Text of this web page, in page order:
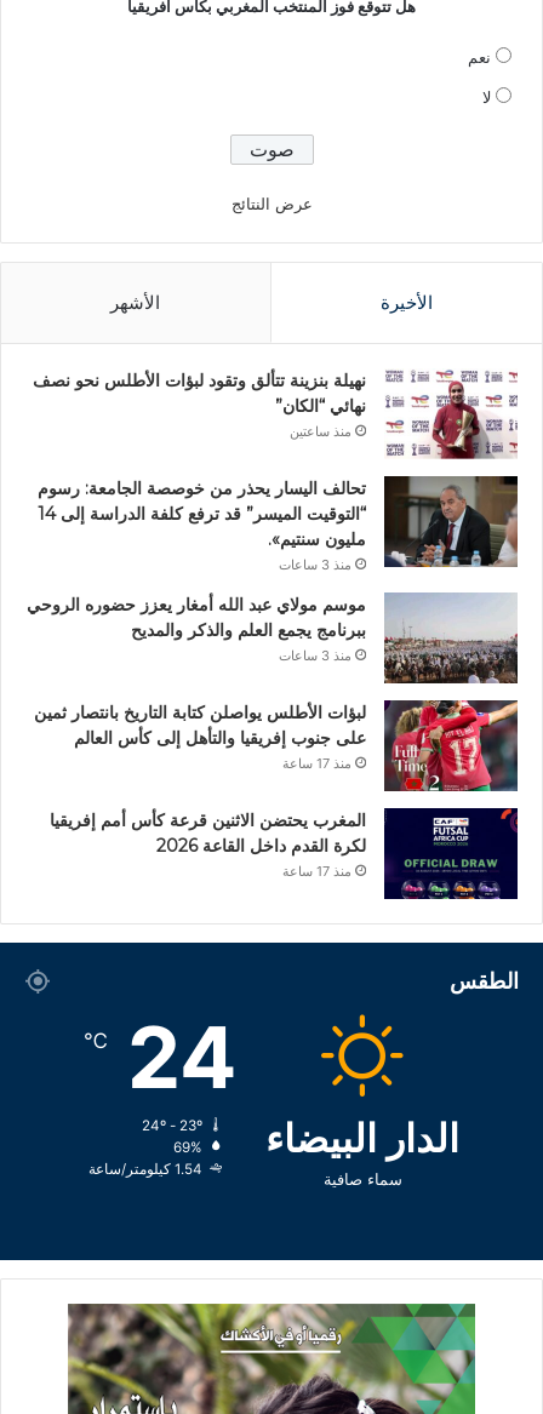
هل تتوقع فوز المنتخب المغربي بكاس افريقيا
نعم
لا
عرض النتائج
الأخيرة الأشهر
نهيلة بنزينة تتألق وتقود لبؤات الأطلس نحو نصف
نهائي “الكان”
منذ ساعتين
تحالف اليسار يحذر من خوصصة الجامعة: رسوم
“التوقيت الميسر” قد ترفع كلفة الدراسة إلى 14
مليون سنتيم».
منذ 3 ساعات
موسم مولاي عبد الله أمغار يعزز حضوره الروحي
ببرنامج يجمع العلم والذكر والمديح
منذ 3 ساعات
لبؤات الأطلس يواصلن كتابة التاريخ بانتصار ثمين
على جنوب إفريقيا والتأهل إلى كأس العالم
منذ 17 ساعة
المغرب يحتضن الاثنين قرعة كأس أمم إفريقيا
لكرة القدم داخل القاعة 2026
منذ 17 ساعة
الطقس
الدار البيضاء
سماء صافية
24
℃
69%
1.54 كيلومتر/ساعة